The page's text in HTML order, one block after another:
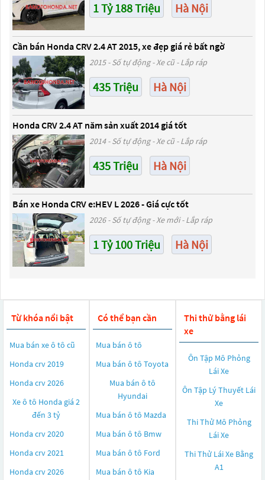
1 Tỷ 188 Triệu Hà Nội
Cần bán Honda CRV 2.4 AT 2015, xe đẹp giá rẻ bất ngờ
2015 - Số tự động - Xe cũ - Lắp ráp
435 Triệu Hà Nội
Honda CRV 2.4 AT năm sản xuất 2014 giá tốt
2014 - Số tự động - Xe cũ - Lắp ráp
435 Triệu Hà Nội
Bán xe Honda CRV e:HEV L 2026 - Giá cực tốt
2026 - Số tự động - Xe mới - Lắp ráp
1 Tỷ 100 Triệu Hà Nội
Từ khóa nổi bật
Mua bán xe ô tô cũ
Honda crv 2019
Honda crv 2026
Xe ô tô Honda giá 2
đến 3 tỷ
Honda crv 2020
Honda crv 2021
Honda crv 2026
Có thể bạn cần
Mua bán ô tô
Mua bán ô tô Toyota
Mua bán ô tô
Hyundai
Mua bán ô tô Mazda
Mua bán ô tô Bmw
Mua bán ô tô Ford
Mua bán ô tô Kia
Thi thử bằng lái
xe
Ôn Tập Mô Phỏng
Lái Xe
Ôn Tập Lý Thuyết Lái
Xe
Thi Thử Mô Phỏng
Lái Xe
Thi Thử Lái Xe Bằng
A1